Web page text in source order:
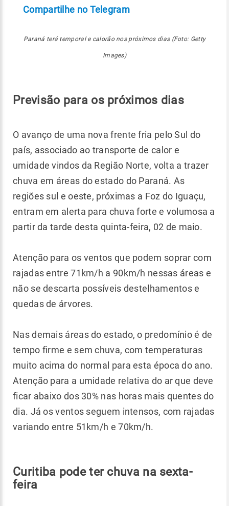
Compartilhe no Telegram
Paraná terá temporal e calorão nos próximos dias (Foto: Getty
Images)
Previsão para os próximos dias
O avanço de uma nova frente fria pelo Sul do
país, associado ao transporte de calor e
umidade vindos da Região Norte, volta a trazer
chuva em áreas do estado do Paraná. As
regiões sul e oeste, próximas a Foz do Iguaçu,
entram em alerta para chuva forte e volumosa a
partir da tarde desta quinta-feira, 02 de maio.
Atenção para os ventos que podem soprar com
rajadas entre 71km/h a 90km/h nessas áreas e
não se descarta possíveis destelhamentos e
quedas de árvores.
Nas demais áreas do estado, o predomínio é de
tempo firme e sem chuva, com temperaturas
muito acima do normal para esta época do ano.
Atenção para a umidade relativa do ar que deve
ficar abaixo dos 30% nas horas mais quentes do
dia. Já os ventos seguem intensos, com rajadas
variando entre 51km/h e 70km/h.
Curitiba pode ter chuva na sexta-
feira